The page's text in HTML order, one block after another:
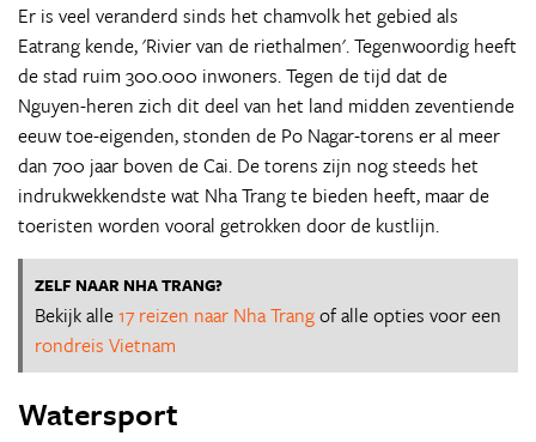
Er is veel veranderd sinds het chamvolk het gebied als
Eatrang kende, 'Rivier van de riethalmen'. Tegenwoordig heeft
de stad ruim 300.000 inwoners. Tegen de tijd dat de
Nguyen-heren zich dit deel van het land midden zeventiende
eeuw toe-eigenden, stonden de Po Nagar-torens er al meer
dan 700 jaar boven de Cai. De torens zijn nog steeds het
indrukwekkendste wat Nha Trang te bieden heeft, maar de
toeristen worden vooral getrokken door de kustlijn.
ZELF NAAR NHA TRANG?
Bekijk alle17 reizen naar Nha Trangof alle opties voor een
rondreis Vietnam
Watersport